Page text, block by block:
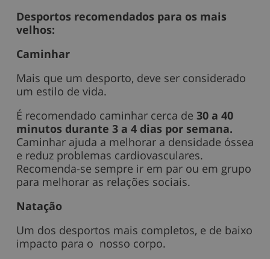
Desportos recomendados para os mais
velhos:
Caminhar
Mais que um desporto, deve ser considerado
um estilo de vida.
É recomendado caminhar cerca de 30 a 40
minutos durante 3 a 4 dias por semana.
Caminhar ajuda a melhorar a densidade óssea
e reduz problemas cardiovasculares.
Recomenda-se sempre ir em par ou em grupo
para melhorar as relações sociais.
Natação
Um dos desportos mais completos, e de baixo
impacto para o nosso corpo.